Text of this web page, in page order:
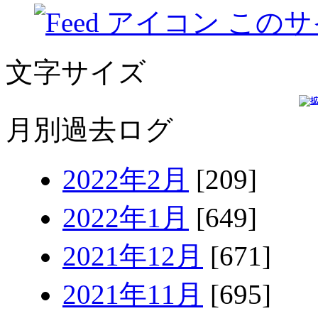
この
文字サイズ
月別過去ログ
2022年2月 [209]
2022年1月 [649]
2021年12月 [671]
2021年11月 [695]